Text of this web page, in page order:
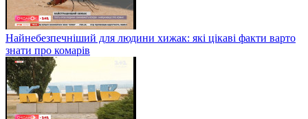
Найнебезпечніший для людини хижак: які цікаві факти варто
знати про комарів